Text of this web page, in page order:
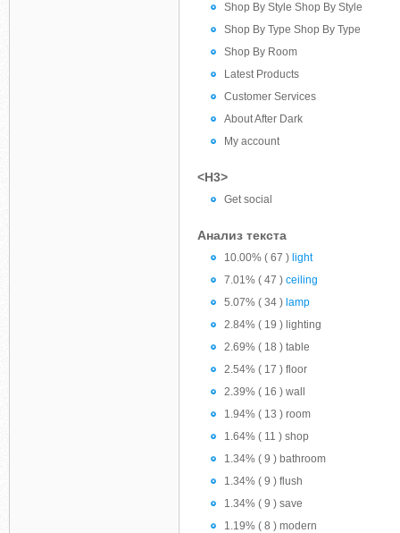
Shop By Style Shop By Style
Shop By Type Shop By Type
Shop By Room
Latest Products
Customer Services
About After Dark
My account
<H3>
Get social
Анализ текста
10.00% ( 67 ) light
7.01% ( 47 ) ceiling
5.07% ( 34 ) lamp
2.84% ( 19 ) lighting
2.69% ( 18 ) table
2.54% ( 17 ) floor
2.39% ( 16 ) wall
1.94% ( 13 ) room
1.64% ( 11 ) shop
1.34% ( 9 ) bathroom
1.34% ( 9 ) flush
1.34% ( 9 ) save
1.19% ( 8 ) modern